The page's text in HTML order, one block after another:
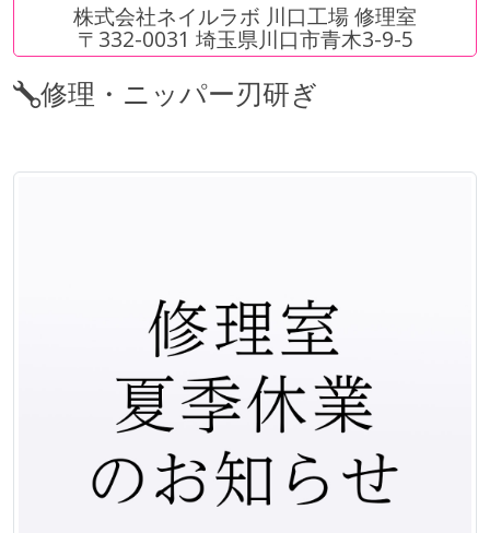
株式会社ネイルラボ 川口工場 修理室
〒332-0031 埼玉県川口市青木3-9-5
修理・ニッパー刃研ぎ